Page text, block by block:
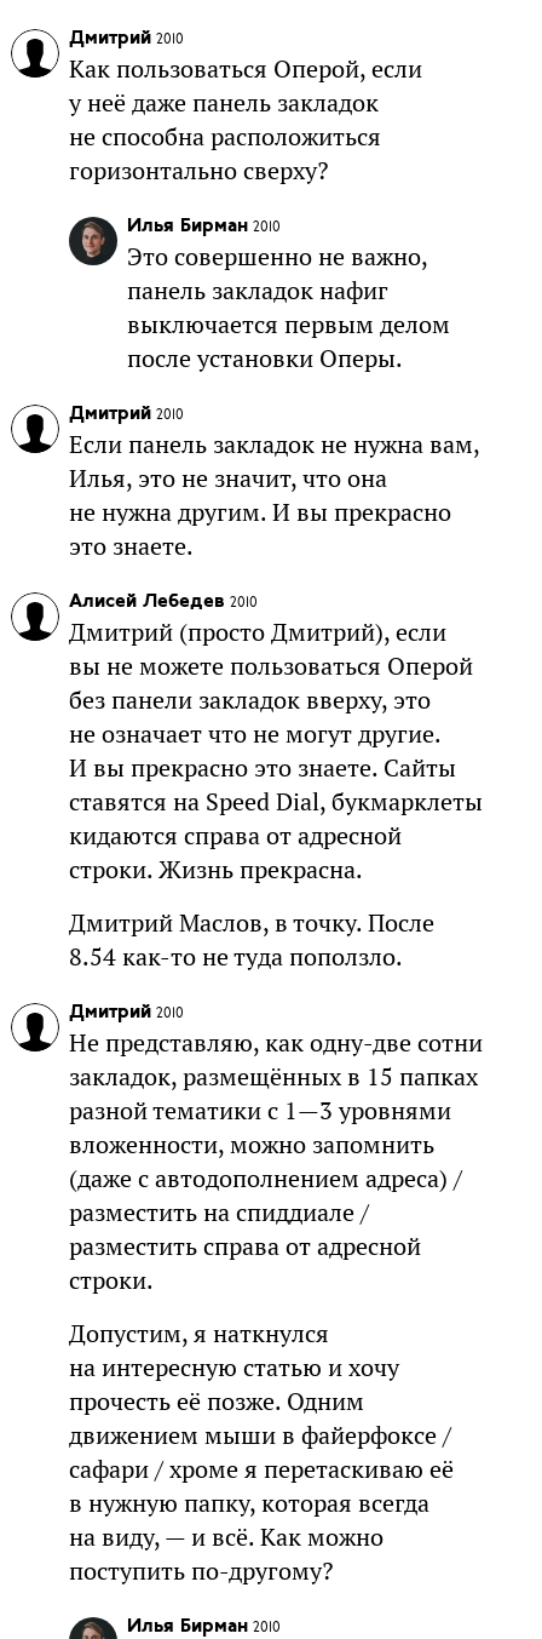
Дмитрий 2010
Как пользоваться Оперой, если
у неё даже панель закладок
не способна расположиться
горизонтально сверху?
Илья Бирман 2010
Это совершенно не важно,
панель закладок нафиг
выключается первым делом
после установки Оперы.
Дмитрий 2010
Если панель закладок не нужна вам,
Илья, это не значит, что она
не нужна другим. И вы прекрасно
это знаете.
Алисей Лебедев 2010
Дмитрий (просто Дмитрий), если
вы не можете пользоваться Оперой
без панели закладок вверху, это
не означает что не могут другие.
И вы прекрасно это знаете. Сайты
ставятся на Speed Dial, букмарклеты
кидаются справа от адресной
строки. Жизнь прекрасна.
Дмитрий Маслов, в точку. После
8.54 как-то не туда поползло.
Дмитрий 2010
Не представляю, как одну-две сотни
закладок, размещённых в 15 папках
разной тематики с 1—3 уровнями
вложенности, можно запомнить
(даже с автодополнением адреса) /
разместить на спиддиале /
разместить справа от адресной
строки.
Допустим, я наткнулся
на интересную статью и хочу
прочесть её позже. Одним
движением мыши в файерфоксе /
сафари / хроме я перетаскиваю её
в нужную папку, которая всегда
на виду, — и всё. Как можно
поступить по-другому?
Илья Бирман 2010